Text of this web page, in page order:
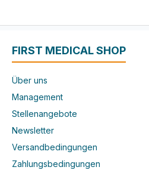
FIRST MEDICAL SHOP
Über uns
Management
Stellenangebote
Newsletter
Versandbedingungen
Zahlungsbedingungen